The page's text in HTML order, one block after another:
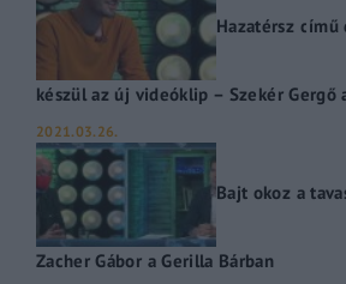
Hazatérsz című
készül az új videóklip – Szekér Gergő
2021.03.26.
Bajt okoz a
Zacher Gábor a Gerilla Bárban